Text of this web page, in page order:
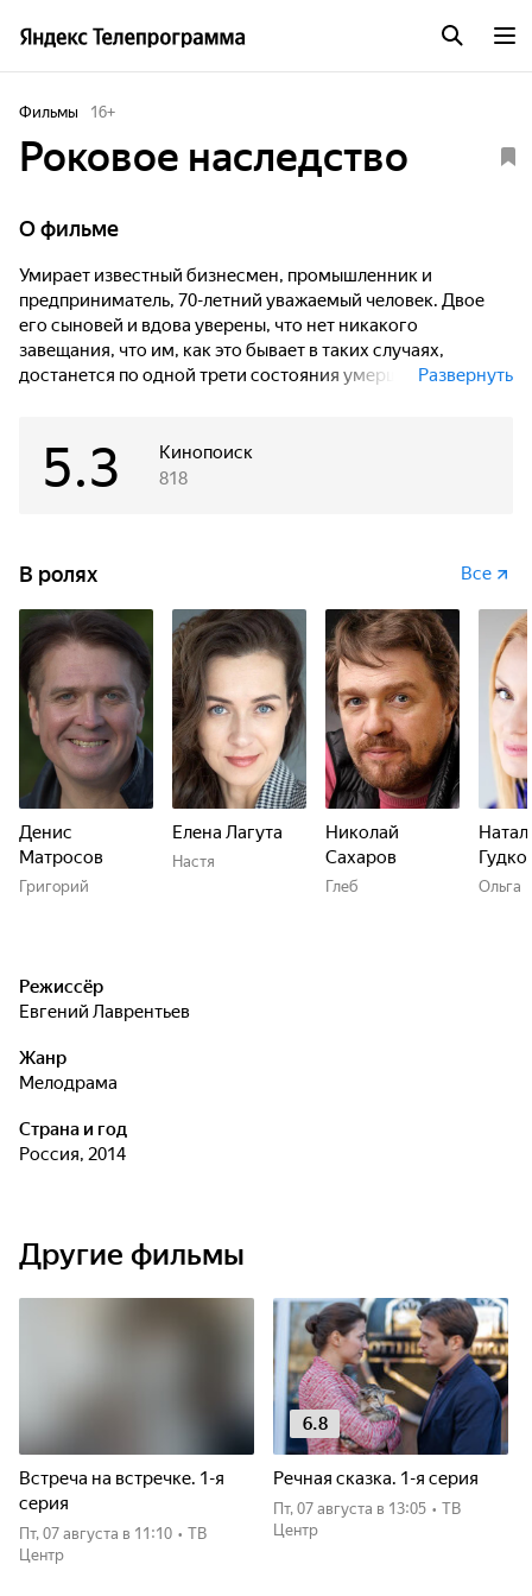
Фильмы 16+
Роковое наследство
О фильме
Умирает известный бизнесмен, промышленник и
предприниматель, 70-летний уважаемый человек. Двое
его сыновей и вдова уверены, что нет никакого
завещания, что им, как это бывает в таких случаях,
достанется по одной трети состояния умершего.
одной из главных наследниц в нем указана Настя, жена
младшего брата, девушка, которая живет в стороне от
Настя говорит, что не знает причины неожиданного
наследство переворачивает такую, казалось бы,
устойчивую семейную жизнь…
Развернуть
Кинопоиск
5.3 818
В ролях Все
Денис
Матросов
Григорий
Елена Лагута
Настя
Николай
Сахаров
Глеб Ольга
Режиссёр
Евгений Лаврентьев
Жанр
мелодрама
Страна и год
Россия, 2014
Другие фильмы
Встреча на встречке. 1-я
серия
пт, 07 августа в 11:10 • ТВ
Центр
6.8
Речная сказка. 1-я серия
пт, 07 августа в 13:05 • ТВ
Центр